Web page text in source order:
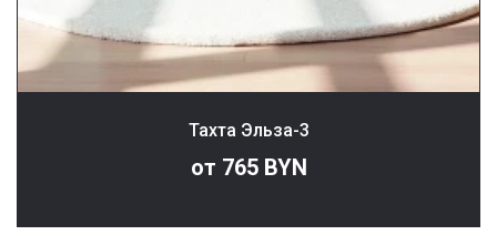
Тахта Эльза-3
от 765 BYN